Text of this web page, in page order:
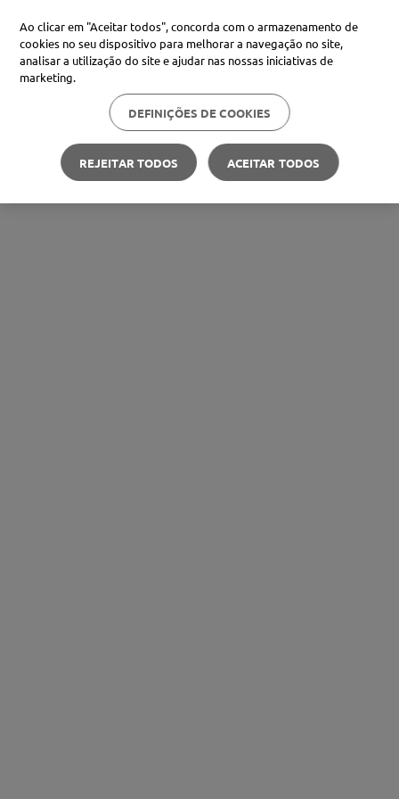
Ao clicar em "Aceitar todos", concorda com o armazenamento de
cookies no seu dispositivo para melhorar a navegação no site,
analisar a utilização do site e ajudar nas nossas iniciativas de
marketing.
DEFINIÇÕES DE COOKIES
REJEITAR TODOS ACEITAR TODOS